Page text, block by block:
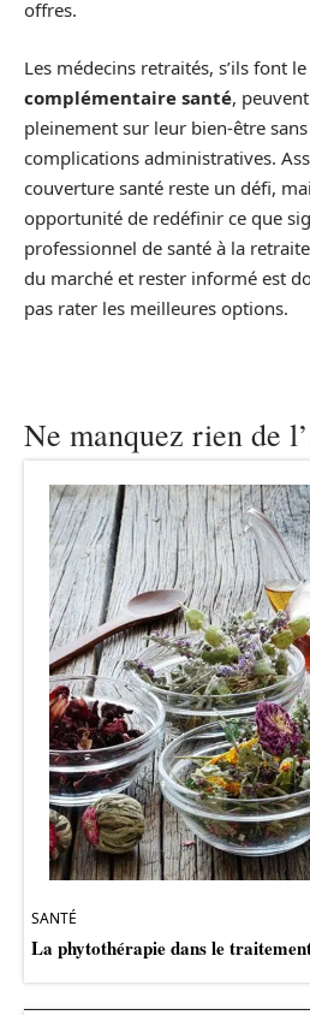
offres.
Les médecins retraités, s’ils font
complémentaire santé,
pleinement sur leur bien-être
complications administratives.
couverture santé reste un défi,
opportunité de redéfinir ce que
professionnel de santé à la
du marché et rester informé est
pas rater les meilleures options.
Ne manquez rien de
SANTÉ
La phytothérapie dans le